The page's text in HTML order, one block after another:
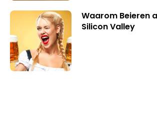
Waarom Beieren
Silicon Valley